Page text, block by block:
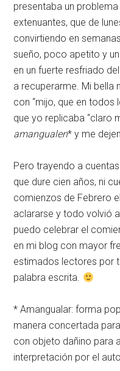
presentaba un
extenuantes, que de
convirtiendo en
sueño, poco apetito y
en un fuerte resfriado
a recuperarme. Mi bella
con “mijo, que en todos
que yo replicaba “claro
amangualen* y me
Pero trayendo a
que dure cien años, ni
comienzos de Febrero
aclararse y todo volvió
puedo celebrar el
en mi blog con mayor
estimados lectores por
palabra escrita.
* Amangualar: forma
manera concertada
con objeto dañino para
interpretación por el